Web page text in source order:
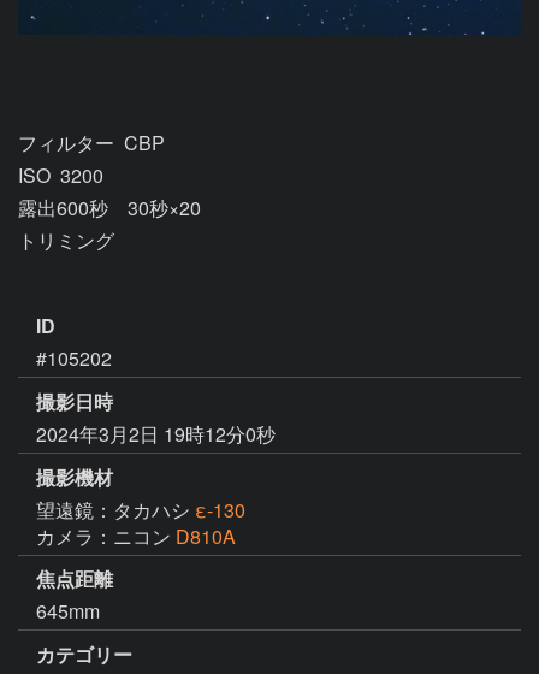
フィルター  CBP
ISO  3200
露出600秒　30秒×20
トリミング
ID
#105202
撮影日時
2024年3月2日 19時12分0秒
撮影機材
望遠鏡：タカハシ ε-130
カメラ：ニコン D810A
焦点距離
645mm
カテゴリー